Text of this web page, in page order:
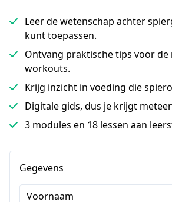
Leer de wetenschap achter
kunt toepassen.
Ontvang praktische tips voor de
workouts.
Krijg inzicht in voeding die
Digitale gids, dus je krijgt
3 modules en 18 lessen aan
Gegevens
Voornaam